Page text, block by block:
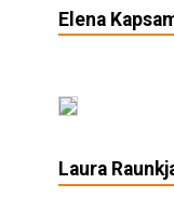
Elena
Laura